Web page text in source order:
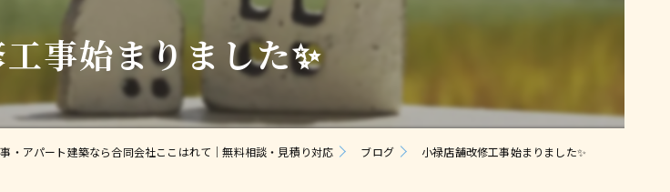
中古住宅
水回り
事始まりました✨
・アパート建築なら合同会社ここはれて｜無料相談・見積り対応 ブログ 小禄店舗改修工事始まりました✨